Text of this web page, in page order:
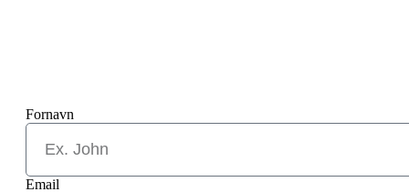
Fornavn
Email